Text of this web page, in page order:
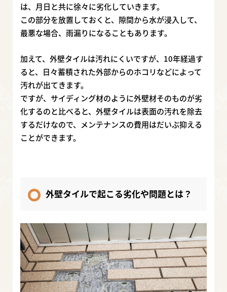
は、月日と共に徐々に劣化していきます。
この部分を放置しておくと、隙間から水が浸入して、
最悪な場合、雨漏りになることもあります。
加えて、外壁タイルは汚れにくいですが、10年経過す
ると、日々蓄積された外部からのホコリなどによって
汚れが出てきます。
ですが、サイディング材のように外壁材そのものが劣
化するのと比べると、外壁タイルは表面の汚れを除去
するだけなので、メンテナンスの費用はだいぶ抑える
ことができます。
外壁タイルで起こる劣化や問題とは？